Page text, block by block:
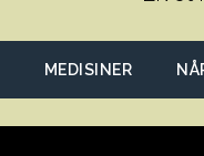
MEDISINER